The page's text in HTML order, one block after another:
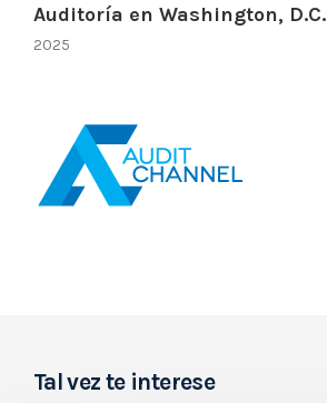
Auditoría en Washington, D.C.
2025
Tal vez te interese